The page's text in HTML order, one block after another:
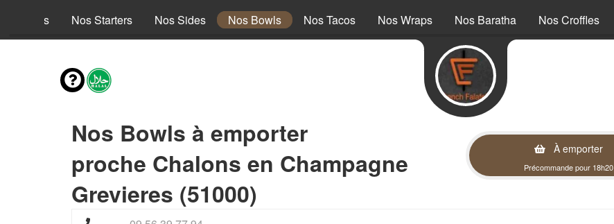
envies Nos Starters Nos Sides Nos Bowls Nos Tacos Nos Wraps Nos Baratha Nos Croffles
Nos Bowls à emporter
proche Chalons en Champagne
Grevieres (51000)
À emporter
Précommande pour 18h20